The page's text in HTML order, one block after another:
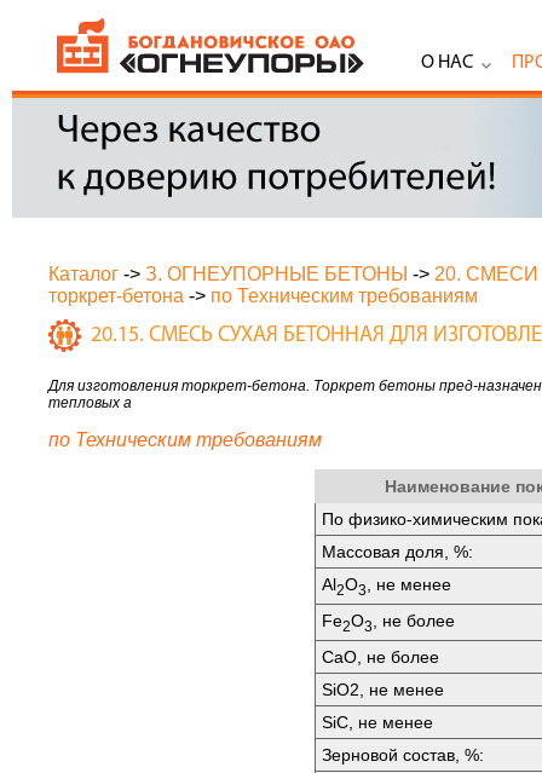
О НАС
Каталог -> З. ОГНЕУПОРНЫЕ БЕТОНЫ -> 20.
торкрет-бетона -> по Техническим требованиям
20.15. СМЕСЬ СУХАЯ БЕТОННАЯ ДЛЯ
Для изготовления торкрет-бетона. Торкрет бетоны пред-
тепловых а
по Техническим требованиям
Наименование
По физико-химическим
Массовая доля, %:
Аl2O3
, не менее
Fе2O3
, не более
СаО, не более
SiО2, не менее
SiС, не менее
Зерновой состав, %: